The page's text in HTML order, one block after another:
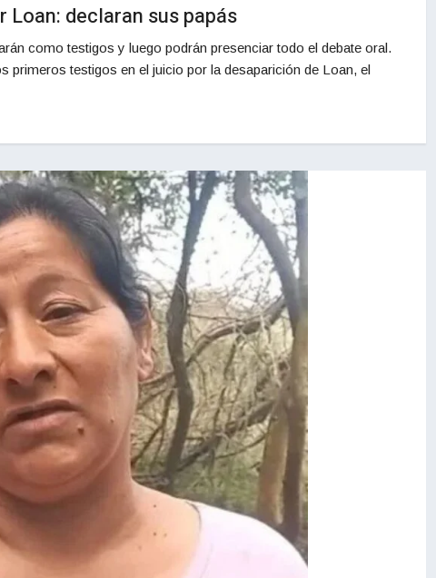
Loan: declaran sus papás
como testigos y luego podrán presenciar todo el debate oral.
primeros testigos en el juicio por la desaparición de Loan, el